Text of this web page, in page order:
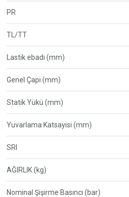
PR
TL/TT
Lastik ebadı (mm)
Genel Çapi (mm)
Statik Yükü (mm)
Yuvarlama Katsayisi (mm)
SRI
AĞIRLIK (kg)
Nominal Şişirme Basıncı (bar)